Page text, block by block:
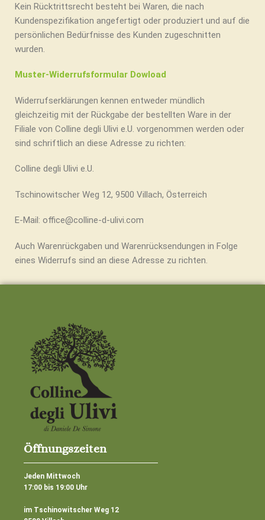
Kein Rücktrittsrecht besteht bei Waren, die nach
Kundenspezifikation angefertigt oder produziert und auf die
persönlichen Bedürfnisse des Kunden zugeschnitten
wurden.
Muster-Widerrufsformular Dowload
Widerrufserklärungen kennen entweder mündlich
gleichzeitig mit der Rückgabe der bestellten Ware in der
Filiale von Colline degli Ulivi e.U. vorgenommen werden oder
sind schriftlich an diese Adresse zu richten:
Colline degli Ulivi e.U.
Tschinowitscher Weg 12, 9500 Villach, Österreich
E-Mail: office@colline-d-ulivi.com
Auch Warenrückgaben und Warenrücksendungen in Folge
eines Widerrufs sind an diese Adresse zu richten.
Öffnungszeiten
Jeden Mittwoch
17:00 bis 19:00 Uhr
im Tschinowitscher Weg 12